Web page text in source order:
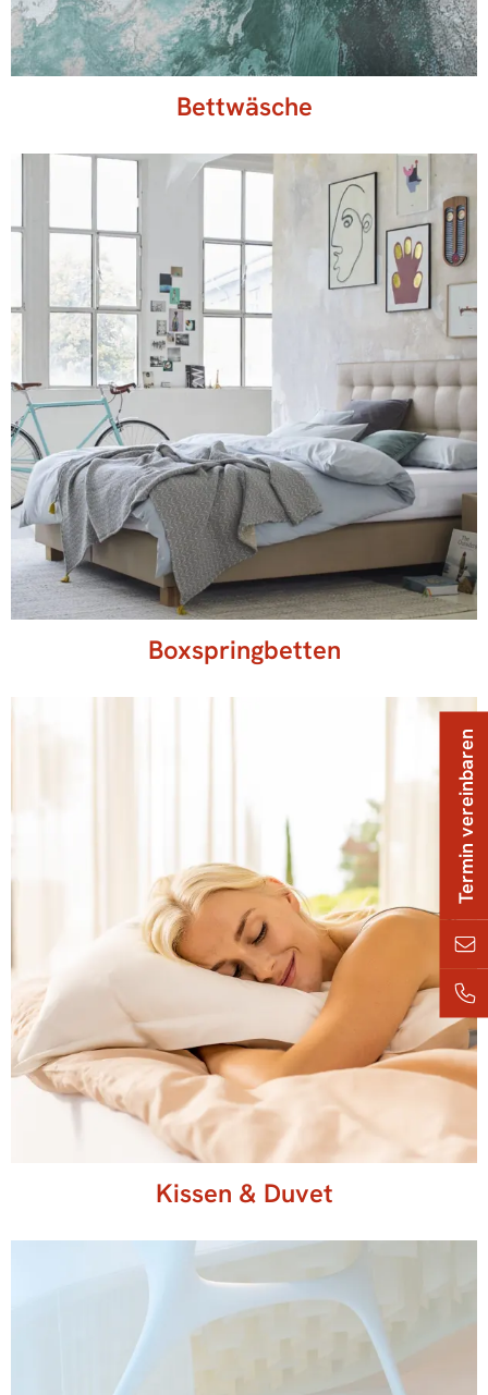
Bettwäsche
Boxspringbetten
Kissen & Duvet
Termin vereinbaren